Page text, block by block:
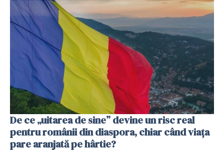
De ce „uitarea de sine” devine un risc real
pentru românii din diaspora, chiar când viața
pare aranjată pe hârtie?